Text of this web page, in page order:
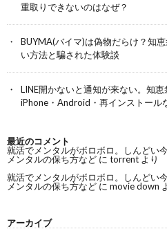
重取りできないのはなぜ？
BUYMA(バイマ)は偽物だらけ？知
い方法と騙された体験談
LINE開かないと通知が来ない。知恵
iPhone・Android・再インストール
最近のコメント
就活でメンタルがボロボロ。しんどい
メンタルの保ち方など に torrent より
就活でメンタルがボロボロ。しんどい
メンタルの保ち方など に movie down
アーカイブ